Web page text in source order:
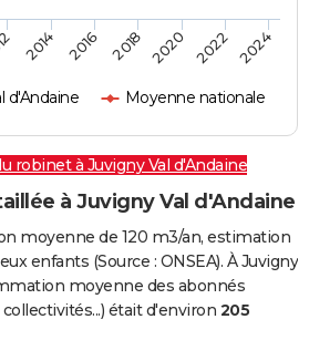
d'Andaine Moyenne nationale
2014 2016 2018 2020 2022 2024
robinet à Juvigny Val d'Andaine
à Juvigny Val d'Andaine
moyenne de 120 m3/an, estimation
enfants (Source : ONSEA). À Juvigny
moyenne des abonnés
était d'environ 205